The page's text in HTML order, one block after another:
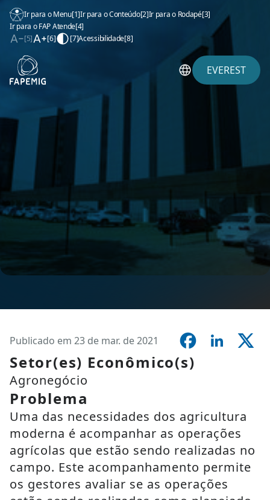
Ir para o Menu[1]Ir para o Conteúdo[2]Ir para o Rodapé[3]
Ir para o FAP Atende[4]
[5]
[6] [7]Acessibilidade[8]
EVEREST
Publicado em 23 de mar. de 2021
Setor(es) Econômico(s)
Agronegócio
Problema
Uma das necessidades dos agricultura
moderna é acompanhar as operações
agrícolas que estão sendo realizadas no
campo. Este acompanhamento permite
os gestores avaliar se as operações